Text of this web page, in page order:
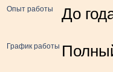
Опыт работы До
График работы